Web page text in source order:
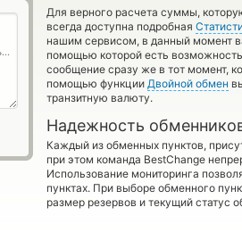
Для верного расчета суммы,
всегда доступна подробная
нашим сервисом, в данный момент
помощью которой есть
сообщение сразу же в тот момент,
помощью функции Двойной обмен
транзитную валюту.
Надежность
Каждый из обменных пунктов,
при этом команда BestChange
Использование мониторинга
пунктах. При выборе обменного
размер резервов и текущий статус